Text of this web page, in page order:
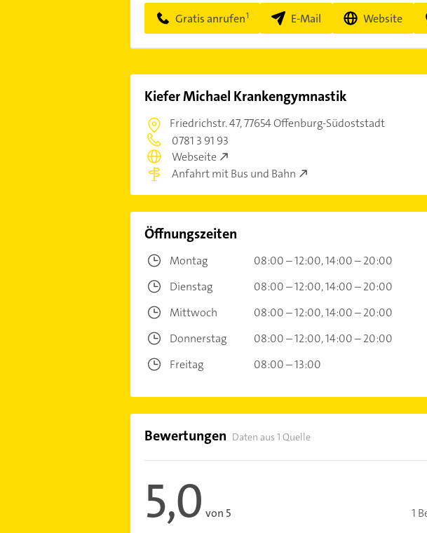
Gratis anrufen E-Mail Website
Kiefer Michael Krankengymnastik
Friedrichstr. 47,77654 Offenburg-Südoststadt
0781 3 91 93
Webseite
Anfahrt mit Bus und Bahn
Öffnungszeiten
Montag 08:00 – 12:00 14:00 – 20:00
Dienstag
08:00 – 12:00 14:00 – 20:00
Mittwoch
08:00 – 12:00 14:00 – 20:00
Donnerstag
08:00 – 12:00 14:00 – 20:00
Freitag
08:00 – 13:00
Bewertungen Daten aus 1 Quelle
5,0 von 5 1